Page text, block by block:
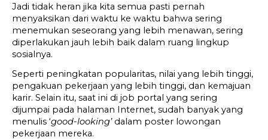
Jadi tidak heran jika kita semua pasti pernah
menyaksikan dari waktu ke waktu bahwa sering
menemukan seseorang yang lebih menawan, sering
diperlakukan jauh lebih baik dalam ruang lingkup
sosialnya.
Seperti peningkatan popularitas, nilai yang lebih tinggi,
pengakuan pekerjaan yang lebih tinggi, dan kemajuan
karir. Selain itu, saat ini di job portal yang sering
dijumpai pada halaman Internet, sudah banyak yang
menulis ‘good-looking’ dalam poster lowongan
pekerjaan mereka.